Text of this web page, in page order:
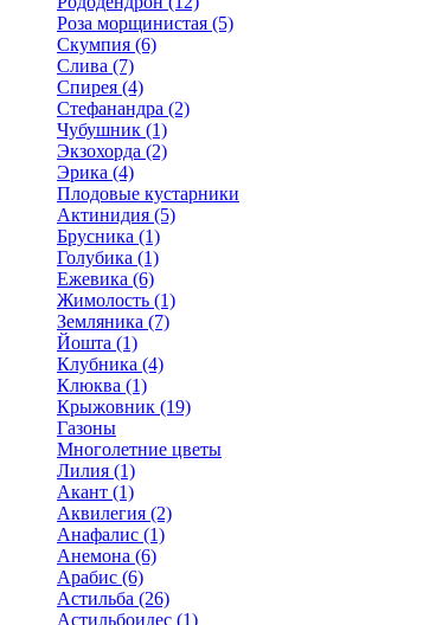
Роза морщинистая (5)
Скумпия (6)
Слива (7)
Спирея (4)
Стефанандра (2)
Чубушник (1)
Экзохорда (2)
Эрика (4)
Плодовые кустарники
Актинидия (5)
Брусника (1)
Голубика (1)
Ежевика (6)
Жимолость (1)
Земляника (7)
Йошта (1)
Клубника (4)
Клюква (1)
Крыжовник (19)
Газоны
Многолетние цветы
Лилия (1)
Акант (1)
Аквилегия (2)
Анафалис (1)
Анемона (6)
Арабис (6)
Астильба (26)
Астильбоидес (1)